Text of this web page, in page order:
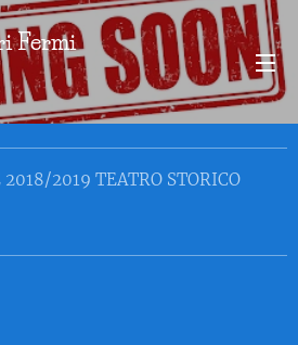
Fermi
2019 TEATRO STORICO